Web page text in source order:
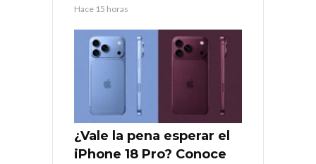
Hace 15 horas
¿Vale la pena esperar el
iPhone 18 Pro? Conoce